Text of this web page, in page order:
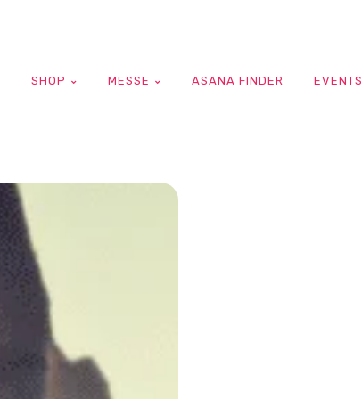
SHOP MESSE ASANA FINDER EVENTS